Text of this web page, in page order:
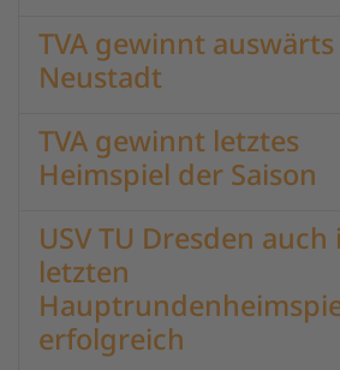
TVA gewinnt
Neustadt
TVA gewinnt letztes
Heimspiel der Saison
USV TU Dresden auch
letzten
erfolgreich